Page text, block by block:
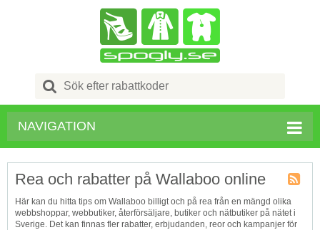
Search
for:
NAVIGATION
Tagg
RSS
Rea och rabatter på Wallaboo online
Här kan du hitta tips om Wallaboo billigt och på rea från en mängd olika
webbshoppar, webbutiker, återförsäljare, butiker och nätbutiker på nätet i
Sverige. Det kan finnas fler rabatter, erbjudanden, reor och kampanjer för